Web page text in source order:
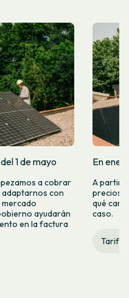
1 de mayo
a cobrar
adaptarnos con
ayudarán
en la factura
En
A partir
precios
qué
caso.